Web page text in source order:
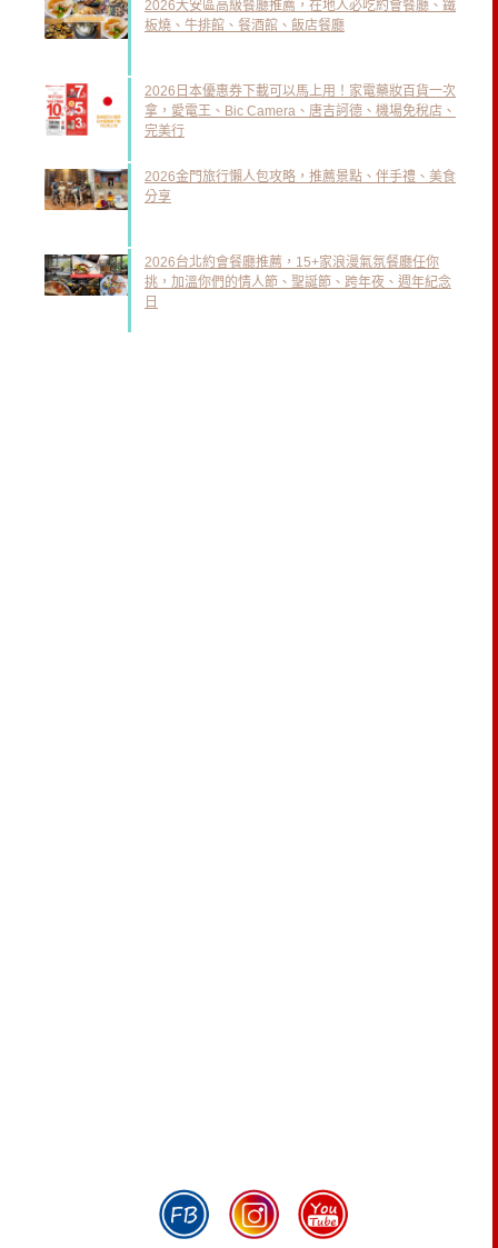
2026大安區高級餐廳推薦，在地人必吃約會餐廳、鐵
板燒、牛排館、餐酒館、飯店餐廳
2026日本優惠券下載可以馬上用！家電藥妝百貨一次
拿，愛電王、Bic Camera、唐吉訶德、機場免稅店、
完美行
2026金門旅行懶人包攻略，推薦景點、伴手禮、美食
分享
2026台北約會餐廳推薦，15+家浪漫氣氛餐廳任你
挑，加溫你們的情人節、聖誕節、跨年夜、週年紀念
日